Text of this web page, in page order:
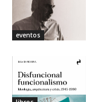
eventos